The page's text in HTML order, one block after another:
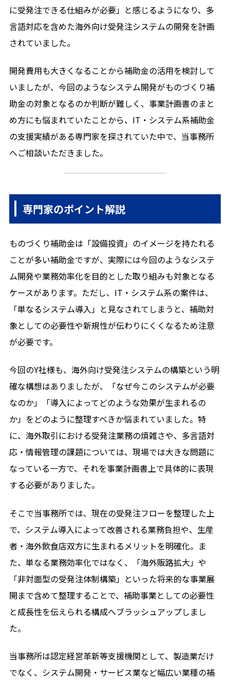
に受発注できる仕組みが必要」と感じるようになり、多
言語対応を含めた海外向け受発注システムの開発を計画
されていました。
開発費用も大きくなることから補助金の活用を検討して
いましたが、今回のようなシステム開発がものづくり補
助金の対象となるのか判断が難しく、事業計画書のまと
め方にも悩まれていたことから、IT・システム系補助金
の支援実績がある専門家を探されていた中で、当事務所
へご相談いただきました。
専門家のポイント解説
ものづくり補助金は「設備投資」のイメージを持たれる
ことが多い補助金ですが、実際には今回のようなシステ
ム開発や業務効率化を目的とした取り組みも対象となる
ケースがあります。ただし、IT・システム系の案件は、
「単なるシステム導入」と見なされてしまうと、補助対
象としての必要性や新規性が伝わりにくくなるため注意
が必要です。
今回のY社様も、海外向け受発注システムの構築という明
確な構想はありましたが、「なぜ今このシステムが必要
なのか」「導入によってどのような効果が生まれるの
か」をどのように整理すべきか悩まれていました。特
に、海外取引における受発注業務の煩雑さや、多言語対
応・情報管理の課題については、現場では大きな問題に
なっている一方で、それを事業計画書上で具体的に表現
する必要がありました。
そこで当事務所では、現在の受発注フローを整理した上
で、システム導入によって改善される業務負担や、生産
者・海外飲食店双方に生まれるメリットを明確化。ま
た、単なる業務効率化ではなく、「海外販路拡大」や
「非対面型の受発注体制構築」といった将来的な事業展
開まで含めて整理することで、補助事業としての必要性
と成長性を伝えられる構成へブラッシュアップしまし
た。
当事務所は認定経営革新等支援機関として、製造業だけ
でなく、システム開発・サービス業など幅広い業種の補